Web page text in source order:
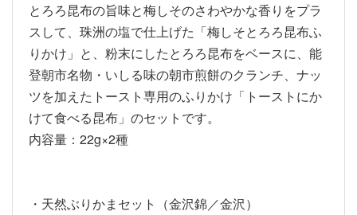
とろろ昆布の旨味と梅しそのさわやかな香りをプラ
スして、珠洲の塩で仕上げた「梅しそとろろ昆布ふ
りかけ」と、粉末にしたとろろ昆布をベースに、能
登朝市名物・いしる味の朝市煎餅のクランチ、ナッ
ツを加えたトースト専用のふりかけ「トーストにか
けて食べる昆布」のセットです。
内容量：22g×2種
・天然ぶりかまセット（金沢錦／金沢）